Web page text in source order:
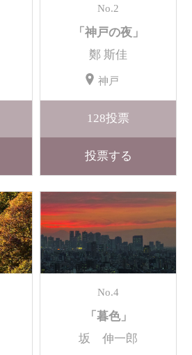
No.2
「神戸の夜」
鄭 斯佳
神戸
128投票
投票する
No.4
「暮色」
坂 伸一郎